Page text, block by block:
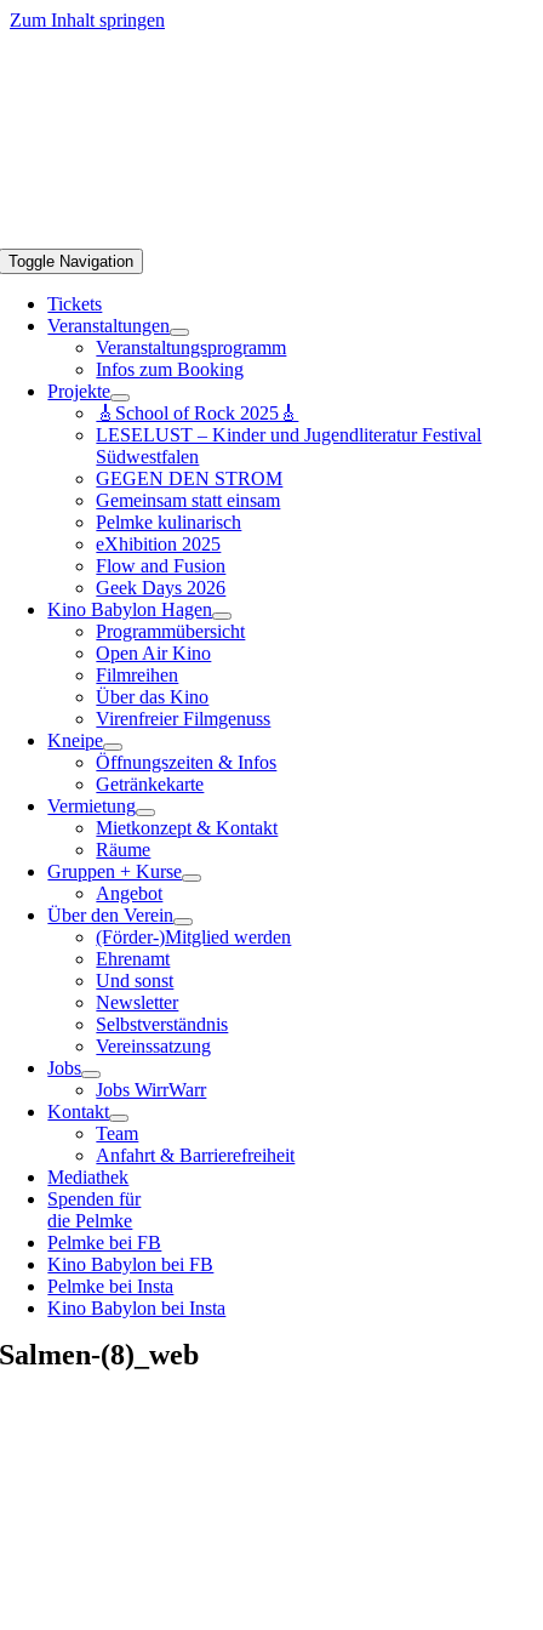
Zum Inhalt springen
Toggle Navigation
Tickets
Veranstaltungen
Veranstaltungsprogramm
Infos zum Booking
Projekte
🎸School of Rock 2025🎸
LESELUST – Kinder und Jugendliteratur Festival
Südwestfalen
GEGEN DEN STROM
Gemeinsam statt einsam
Pelmke kulinarisch
eXhibition 2025
Flow and Fusion
Geek Days 2026
Kino Babylon Hagen
Programmübersicht
Open Air Kino
Filmreihen
Über das Kino
Virenfreier Filmgenuss
Kneipe
Öffnungszeiten & Infos
Getränkekarte
Vermietung
Mietkonzept & Kontakt
Räume
Gruppen + Kurse
Angebot
Über den Verein
(Förder-)Mitglied werden
Ehrenamt
Und sonst
Newsletter
Selbstverständnis
Vereinssatzung
Jobs
Jobs WirrWarr
Kontakt
Team
Anfahrt & Barrierefreiheit
Mediathek
Spenden für
die Pelmke
Pelmke bei FB
Kino Babylon bei FB
Pelmke bei Insta
Kino Babylon bei Insta
Salmen-(8)_web